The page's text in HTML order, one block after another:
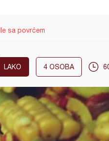
sa povrćem
LAKO 4 OSOBA